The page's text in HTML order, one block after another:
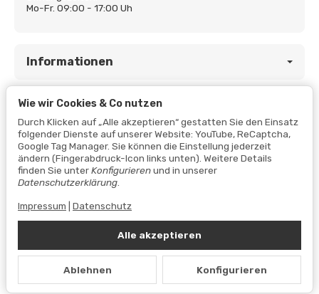
Mo-Fr. 09:00 - 17:00 Uh
Informationen
Gesetzliche Informationen
Vertrag widerrufen
Datenschutzerklärung•Impressum
Alle akzeptieren
Ablehnen Konfigurieren
Wie wir Cookies & Co nutzen
Durch Klicken auf „Alle akzeptieren“ gestatten Sie den Einsatz
folgender Dienste auf unserer Website: YouTube, ReCaptcha,
Google Tag Manager. Sie können die Einstellung jederzeit
ändern (Fingerabdruck-Icon links unten). Weitere Details
finden Sie unterKonfigurierenund in unserer
Datenschutzerklärung.
Impressum Datenschutz